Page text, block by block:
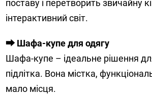
поставу і перетворить звичайну
інтерактивний світ.
⮕ Шафа-купе для одягу
Шафа-купе – ідеальне рішення
підлітка. Вона містка,
мало місця.